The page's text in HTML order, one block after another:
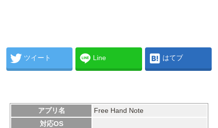
ツイート Line はてブ
アプリ名
Free Hand Note
対応OS